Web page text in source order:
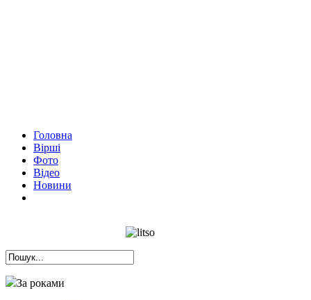
Головна
Вірші
Фото
Відео
Новини
За роками